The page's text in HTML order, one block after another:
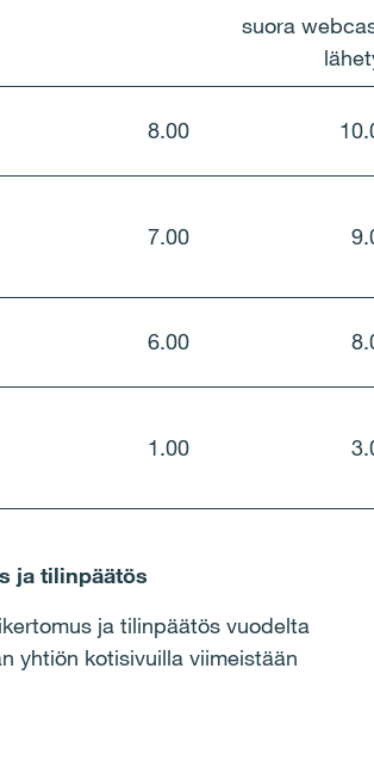
suora
8.00
7.00
6.00
1.00
ja tilinpäätös
ja tilinpäätös vuodelta
yhtiön kotisivuilla viimeistään